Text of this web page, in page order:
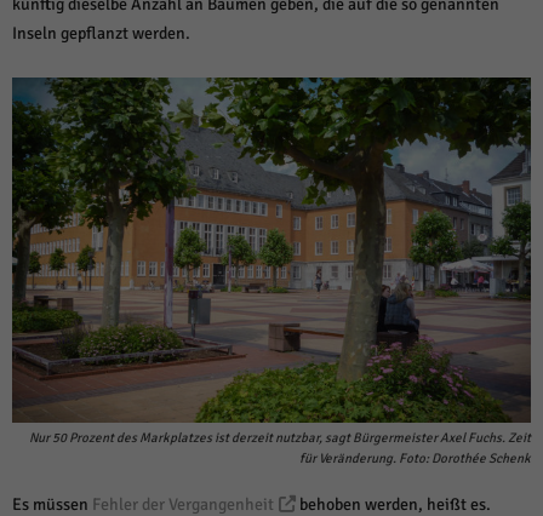
Inseln gepflanzt werden.
Nur 50 Prozent des Markplatzes ist derzeit nutzbar, sagt Bürgermeister Axel Fuchs. Zeit
für Veränderung. Foto: Dorothée Schenk
Es müssen Fehler der Vergangenheit
behoben werden, heißt es.